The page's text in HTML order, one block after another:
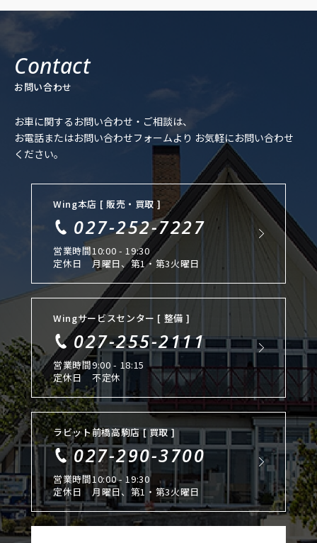
お問い合わせ
お車に関するお問い合わせ・ご相談は、
お電話またはお問い合わせフォームより お気軽にお問い合わせ
ください。
Wing本店 [ 販売・買取 ]
027-252-7227
営業時間10:00 - 19:30
定休日
月曜日、第1・第3火曜日
Wingサービスセンター [ 整備 ]
027-255-2111
営業時間9:00 - 18:15
定休日
不定休
ラビット前橋高駒店 [ 買取 ]
027-290-3700
営業時間10:00 - 19:30
定休日
月曜日、第1・第3火曜日